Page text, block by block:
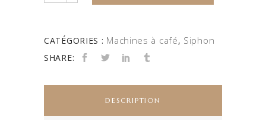
CATÉGORIES : Machines à café, Siphon
SHARE:
DESCRIPTION